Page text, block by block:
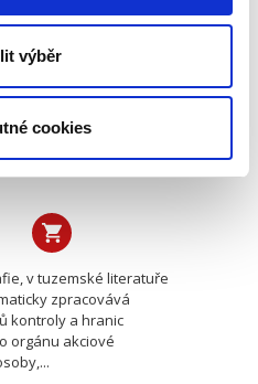
výběr
cookies
akciové společnosti
řídicí koncern
v tuzemské literatuře
zpracovává
kontroly a hranic
orgánu akciové